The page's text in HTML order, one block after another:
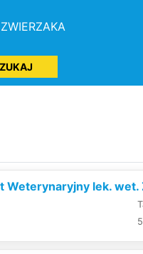
Weterynaryjny lek.